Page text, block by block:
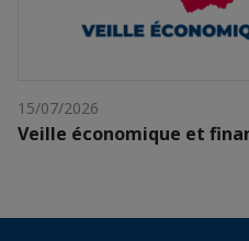
15/07/2026
Veille économique et